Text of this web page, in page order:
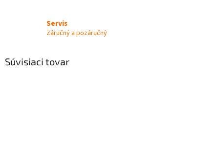
Servis
Záručný a pozáručný
Súvisiaci tovar